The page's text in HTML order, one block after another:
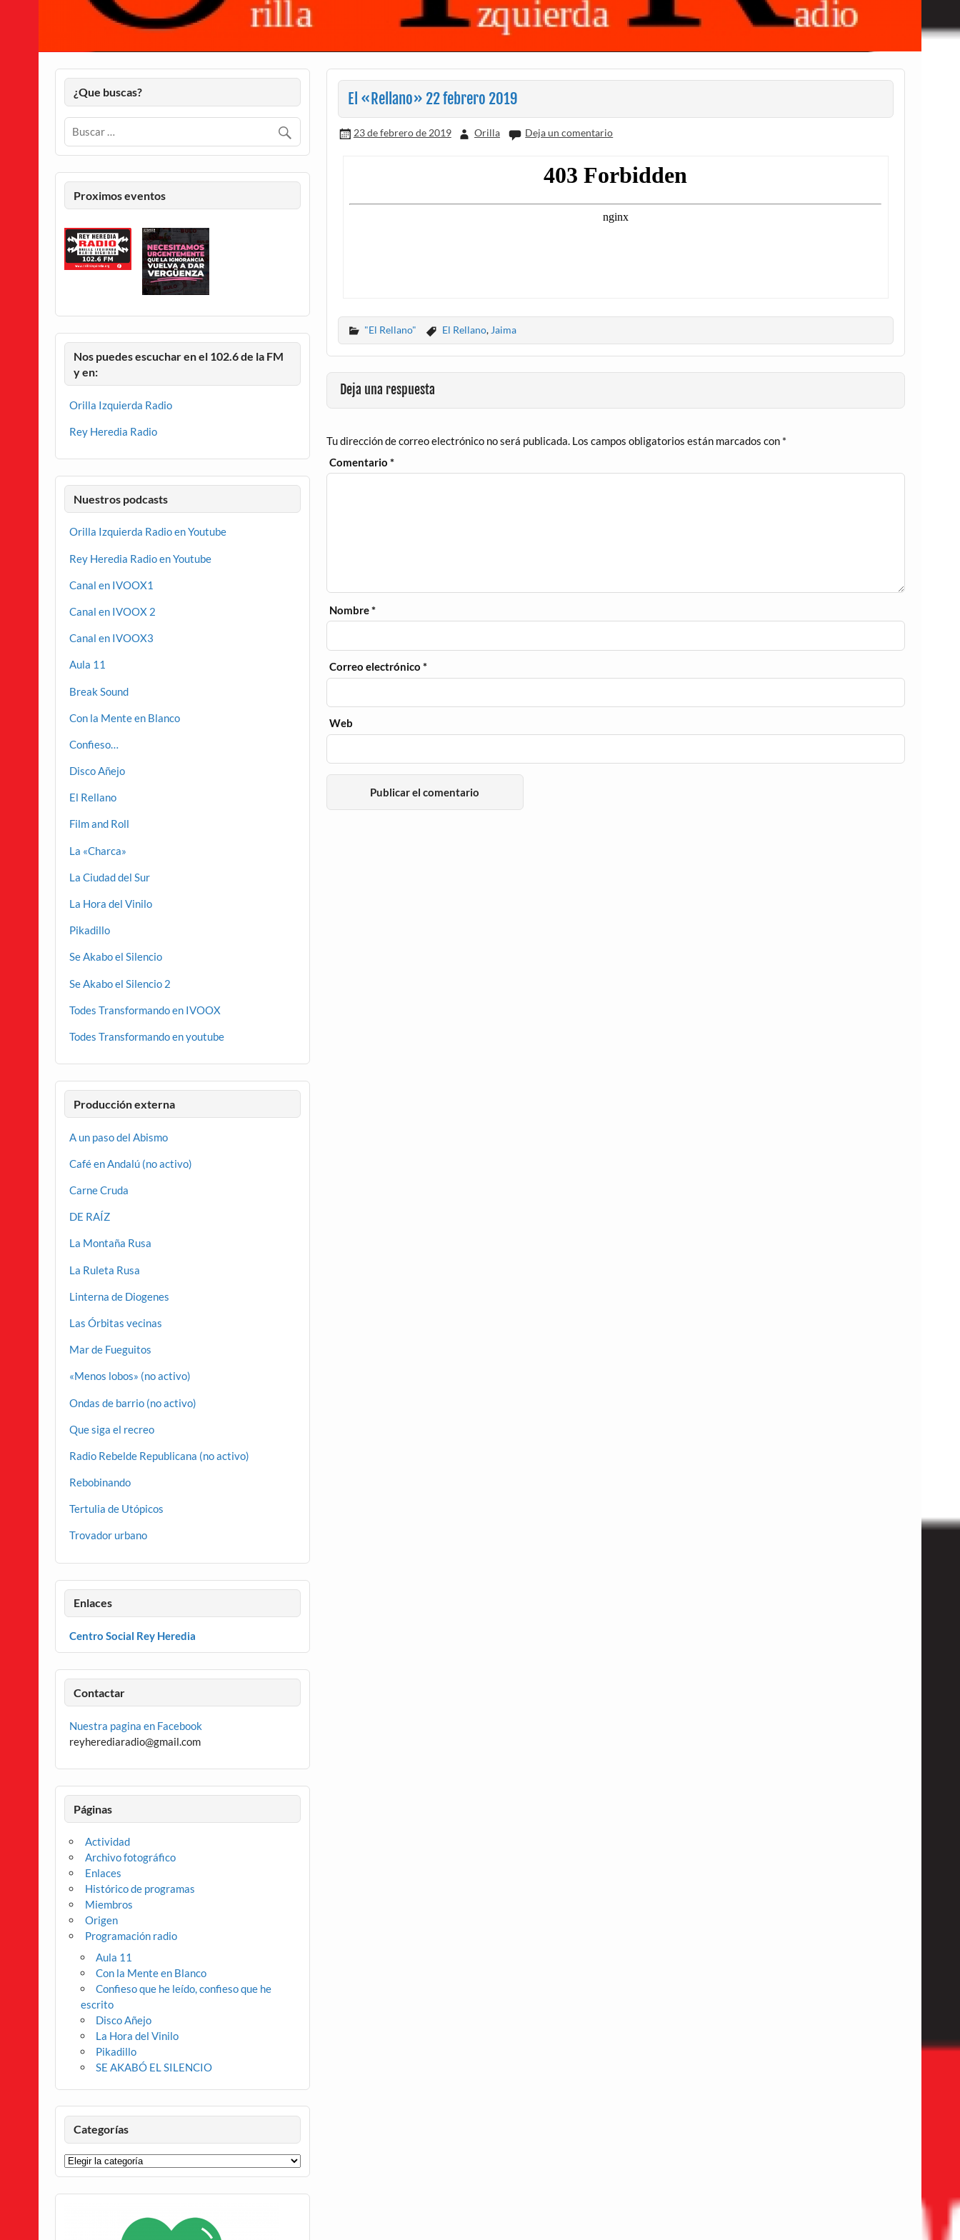
El «Rellano» 22 febrero 2019
23 de febrero de 2019 Orilla Deja un comentario
"El Rellano" El Rellano, Jaima
Deja una respuesta
Tu dirección de correo electrónico no será publicada. Los campos obligatorios están marcados con *
Comentario*
Nombre*
Correo electrónico*
Web
¿Que buscas?
Proximos eventos
Nos puedes escuchar en el 102.6 de la FM
y en:
Orilla Izquierda Radio
Rey Heredia Radio
Nuestros podcasts
Orilla Izquierda Radio en Youtube
Rey Heredia Radio en Youtube
Canal en IVOOX1
Canal en IVOOX 2
Canal en IVOOX3
Aula 11
Break Sound
Con la Mente en Blanco
Confieso…
Disco Añejo
El Rellano
Film and Roll
La «Charca»
La Ciudad del Sur
La Hora del Vinilo
Pikadillo
Se Akabo el Silencio
Se Akabo el Silencio 2
Todes Transformando en IVOOX
Todes Transformando en youtube
Producción externa
A un paso del Abismo
Café en Andalú (no activo)
Carne Cruda
DE RAÍZ
La Montaña Rusa
La Ruleta Rusa
Linterna de Diogenes
Las Órbitas vecinas
Mar de Fueguitos
«Menos lobos» (no activo)
Ondas de barrio (no activo)
Que siga el recreo
Radio Rebelde Republicana (no activo)
Rebobinando
Tertulia de Utópicos
Trovador urbano
Enlaces
Centro Social Rey Heredia
Contactar
Nuestra pagina en Facebook
reyherediaradio@gmail.com
Páginas
Actividad
Archivo fotográfico
Enlaces
Histórico de programas
Miembros
Origen
Programación radio
Aula 11
Con la Mente en Blanco
Confieso que he leído, confieso que he
escrito
Disco Añejo
La Hora del Vinilo
Pikadillo
SE AKABÓ EL SILENCIO
Categorías
Categorías